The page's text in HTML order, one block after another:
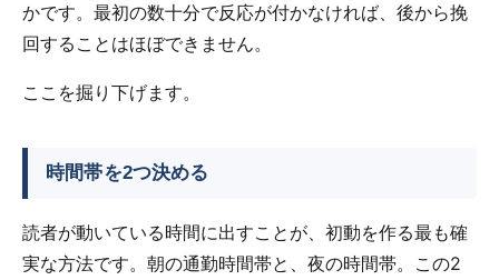
かです。最初の数十分で反応が付かなければ、後から挽
回することはほぼできません。
ここを掘り下げます。
時間帯を2つ決める
読者が動いている時間に出すことが、初動を作る最も確
実な方法です。朝の通勤時間帯と、夜の時間帯。この2